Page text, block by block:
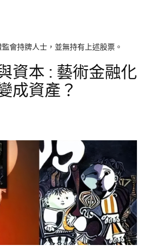
會持牌人士，並無持有上述股票。
資本 : 藝術金融化
成資產？